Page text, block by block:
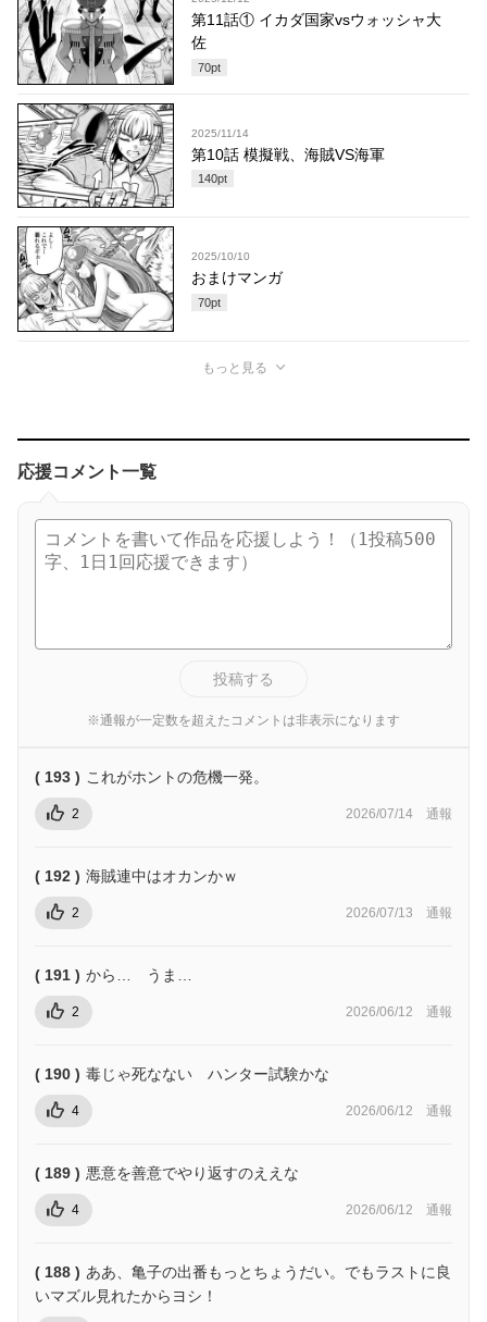
第11話① イカダ国家vsウォッシャ大
佐
70pt
2025/11/14
第10話 模擬戦、海賊VS海軍
140pt
2025/10/10
おまけマンガ
70pt
もっと見る
応援コメント一覧
投稿する
※通報が一定数を超えたコメントは非表示になります
( 193 ) これがホントの危機一発。
2 2026/07/14 通報
( 192 ) 海賊連中はオカンかｗ
2 2026/07/13 通報
( 191 ) から… うま…
2 2026/06/12 通報
( 190 ) 毒じゃ死なない ハンター試験かな
4 2026/06/12 通報
( 189 ) 悪意を善意でやり返すのええな
4 2026/06/12 通報
( 188 ) ああ、亀子の出番もっとちょうだい。でもラストに良
いマズル見れたからヨシ！